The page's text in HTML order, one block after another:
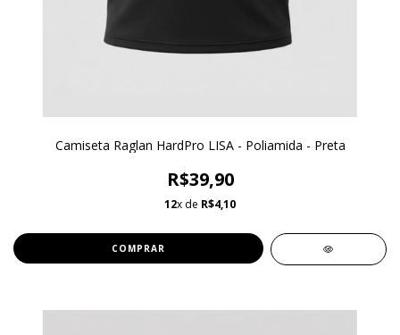
Camiseta Raglan HardPro LISA - Poliamida - Preta
R$39,90
12x de R$4,10
COMPRAR